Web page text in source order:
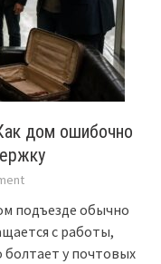
дом ошибочно
подъезде обычно
с работы,
у почтовых